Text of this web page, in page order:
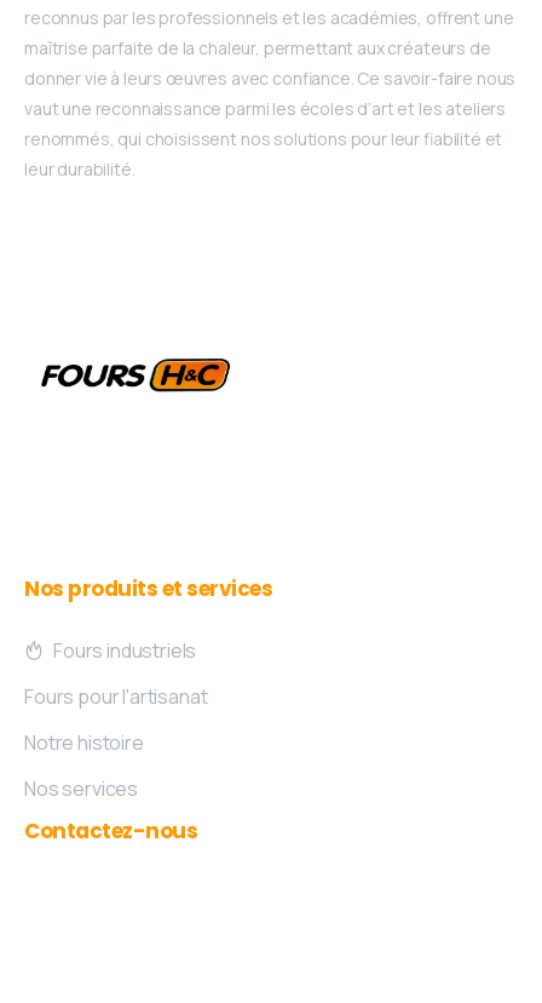
reconnus par les professionnels et les académies, offrent une
maîtrise parfaite de la chaleur, permettant aux créateurs de
donner vie à leurs œuvres avec confiance. Ce savoir-faire nous
vaut une reconnaissance parmi les écoles d’art et les ateliers
renommés, qui choisissent nos solutions pour leur fiabilité et
leur durabilité.
Nos produitsetservices
Fours industriels
Fours pour l'artisanat
Notre histoire
Nos services
Contactez-nous